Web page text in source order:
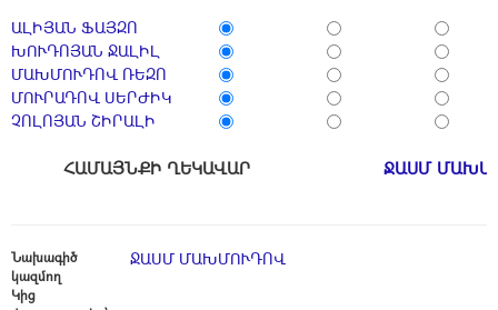
ԱԼԻՅԱՆ ՖԱՅԶՈ
ԽՈՒԴՈՅԱՆ ՋԱԼԻԼ
ՄԱԽՄՈՒԴՈՎ ՌԵԶՈ
ՄՈՒՐԱԴՈՎ ՍԵՐԺԻԿ
ՉՈԼՈՅԱՆ ՇԻՐԱԼԻ
ՀԱՄԱՅՆՔԻ ՂԵԿԱՎԱՐ ՋԱՍՄ
Նախագիծ
կազմող
ՋԱՍՄ ՄԱԽՄՈՒԴՈՎ
Կից